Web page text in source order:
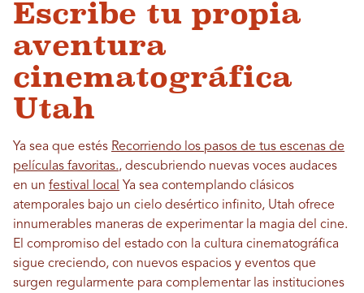
Escribe tu propia
aventura
cinematográfica
Utah
Ya sea que estés Recorriendo los pasos de tus escenas de
películas favoritas., descubriendo nuevas voces audaces
en un festival local
Ya sea contemplando clásicos
atemporales bajo un cielo desértico infinito, Utah ofrece
innumerables maneras de experimentar la magia del cine.
El compromiso del estado con la cultura cinematográfica
sigue creciendo, con nuevos espacios y eventos que
surgen regularmente para complementar las instituciones